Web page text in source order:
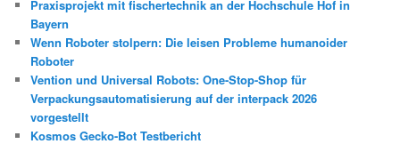
Praxisprojekt mit fischertechnik an der Hochschule Hof in
Bayern
Wenn Roboter stolpern: Die leisen Probleme humanoider
Roboter
Vention und Universal Robots: One-Stop-Shop für
Verpackungsautomatisierung auf der interpack 2026
vorgestellt
Kosmos Gecko-Bot Testbericht